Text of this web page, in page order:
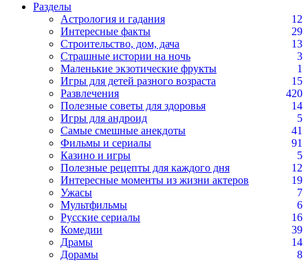
Разделы
Астрология и гадания
12
Интересные факты
29
Строительство, дом, дача
13
Страшные истории на ночь
3
Маленькие экзотические фрукты
1
Игры для детей разного возраста
15
Развлечения
420
Полезные советы для здоровья
14
Игры для андроид
5
Самые смешные анекдоты
41
Фильмы и сериалы
91
Казино и игры
5
Полезные рецепты для каждого дня
12
Интересные моменты из жизни актеров
19
Ужасы
7
Мультфильмы
6
Русские сериалы
16
Комедии
39
Драмы
14
Дорамы
8